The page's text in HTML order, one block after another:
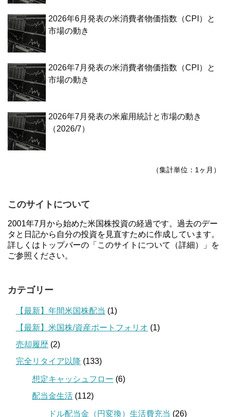
2026年6月発表の米消費者物価指数（CPI）と
市場の動き
2026年7月発表の米消費者物価指数（CPI）と
市場の動き
2026年7月発表の米雇用統計と市場の動き
（2026/7）
（集計単位：1ヶ月）
このサイトについて
2001年7月から始めた米国株投資の経過です。過去のデー
タと日記から自分の投資を見直すために作成しています。
詳しくはトップバーの「このサイトについて（詳細）」を
ご参照ください。
カテゴリー
【最新】年間米国株配当 (1)
【最新】米国株/資産ポートフォリオ (1)
売却履歴 (2)
完全リタイア以降 (133)
想定キャッシュフロー (6)
配当金生活 (112)
ドル配当金（円変換）生活費充当 (26)